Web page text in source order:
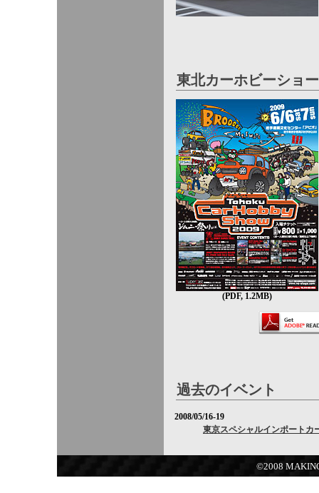
東北カーホビーショ
(PDF, 1.2MB)
過去のイベント
2008/05/16-19
東京スペシャルインポートカ